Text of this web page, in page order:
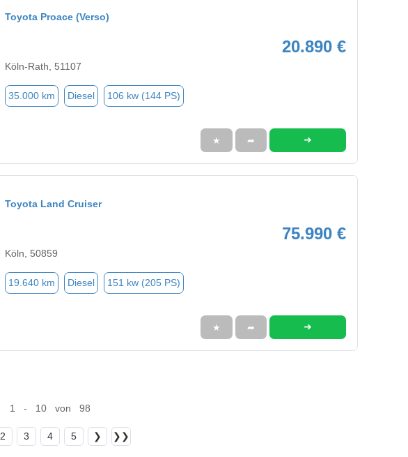
Toyota Proace (Verso)
20.890 €
Köln-Rath, 51107
35.000 km Diesel 106 kw (144 PS)
★ ➦ ➜
Toyota Land Cruiser
75.990 €
Köln, 50859
19.640 km Diesel 151 kw (205 PS)
★ ➦ ➜
1 - 10 von 98
2 3 4 5 ❯ ❯❯